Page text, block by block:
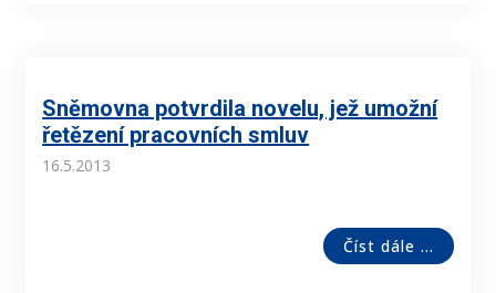
Sněmovna potvrdila novelu, jež umožní
řetězení pracovních smluv
16.5.2013
Číst dále ...